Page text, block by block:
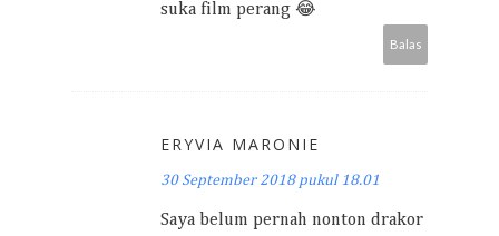
suka film perang 😂
Balas
ERYVIA MARONIE
30 September 2018 pukul 18.01
Saya belum pernah nonton drakor